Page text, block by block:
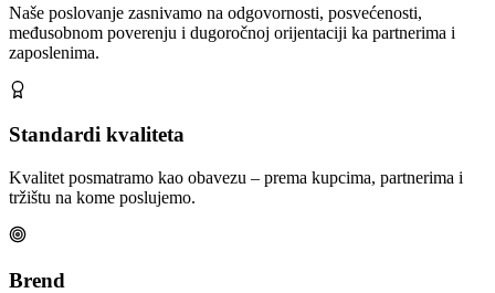
Naše poslovanje zasnivamo na odgovornosti, posvećenosti,
međusobnom poverenju i dugoročnoj orijentaciji ka partnerima i
zaposlenima.
Standardi kvaliteta
Kvalitet posmatramo kao obavezu – prema kupcima, partnerima i
tržištu na kome poslujemo.
Brend